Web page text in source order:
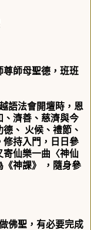
尊師母聖德，班班
語法會開壇時，恩
、濟善、慈濟與今
、 火候、禮節、
修持入門，日日參
寄仙樂一曲〈神仙
神課》 ，隨身參
佛聖，有必要完成